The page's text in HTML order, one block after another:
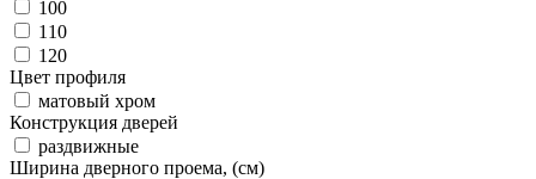
100
110
120
Цвет профиля
матовый хром
Конструкция дверей
раздвижные
Ширина дверного проема, (см)